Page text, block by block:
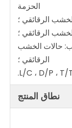
الحزمة
الرقائقي ؛
الرقائقي ؛
حالات الخشب
الرقائقي ؛
نطاق المنتج